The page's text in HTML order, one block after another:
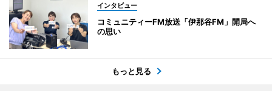
インタビュー
コミュニティーFM放送「伊那谷FM」開局へ
の思い
もっと見る